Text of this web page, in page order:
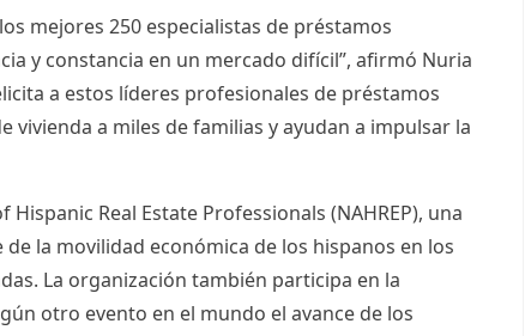
mejores 250 especialistas de préstamos
y constancia en un mercado difícil”, afirmó Nuria
a estos líderes profesionales de préstamos
a miles de familias y ayudan a impulsar la
Real Estate Professionals (NAHREP), una
la movilidad económica de los hispanos en los
La organización también participa en la
otro evento en el mundo el avance de los